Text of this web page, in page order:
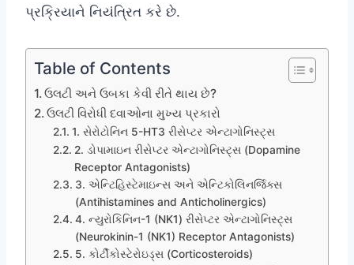
પ્રક્રિયાને નિયંત્રિત કરે છે.
Table of Contents
ઉલટી અને ઉબકા કેવી રીતે થાય છે?
ઉલટી વિરોધી દવાઓના મુખ્ય પ્રકારો
1. સેરોટોનિન 5-HT3 રીસેપ્ટર એન્ટાગોનિસ્ટ્સ
2. ડોપામાઇન રીસેપ્ટર એન્ટાગોનિસ્ટ્સ (Dopamine
Receptor Antagonists)
3. એન્ટિહિસ્ટેમાઇન્સ અને એન્ટિકોલિનર્જિક્સ
(Antihistamines and Anticholinergics)
4. ન્યુરોકિનિન-1 (NK1) રીસેપ્ટર એન્ટાગોનિસ્ટ્સ
(Neurokinin-1 (NK1) Receptor Antagonists)
5. કોર્ટીકોસ્ટેરોઇડ્સ (Corticosteroids)